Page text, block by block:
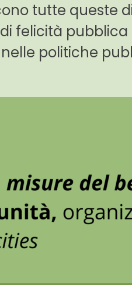
tutte queste
felicità pubblica
politiche